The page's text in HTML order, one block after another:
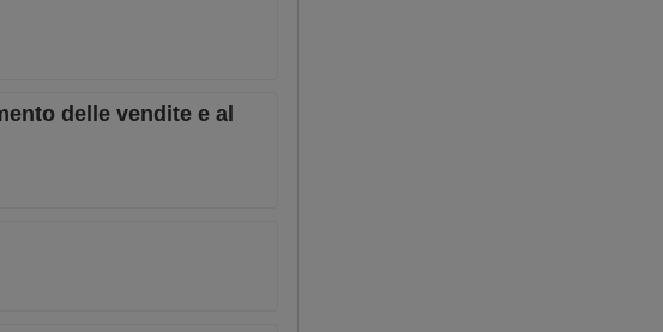
delle vendite e al